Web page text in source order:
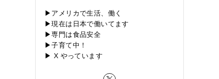
▶アメリカで生活、働く
▶現在は日本で働いてます
▶専門は食品安全
▶子育て中！
▶ X やっています